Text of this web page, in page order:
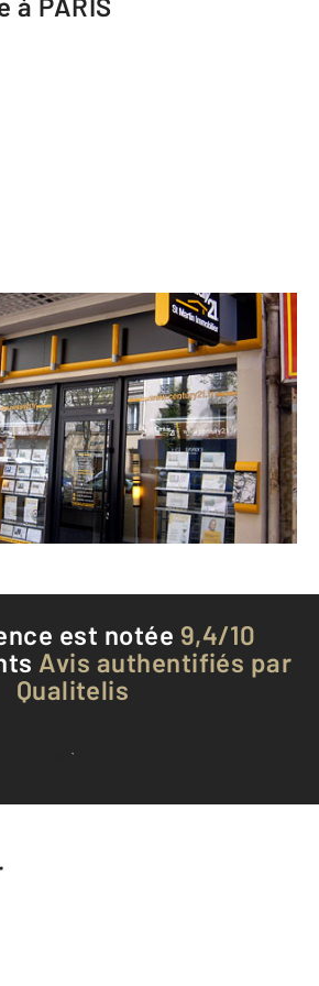
à PARIS
21 St Martin Immobilier
Faubourg Saint-Martin
PARIS - 75010
Envoyer un message
Téléphoner à l'agence
est notée 9,4/10
Avis authentifiés par
Qualitelis
tous les avis clients